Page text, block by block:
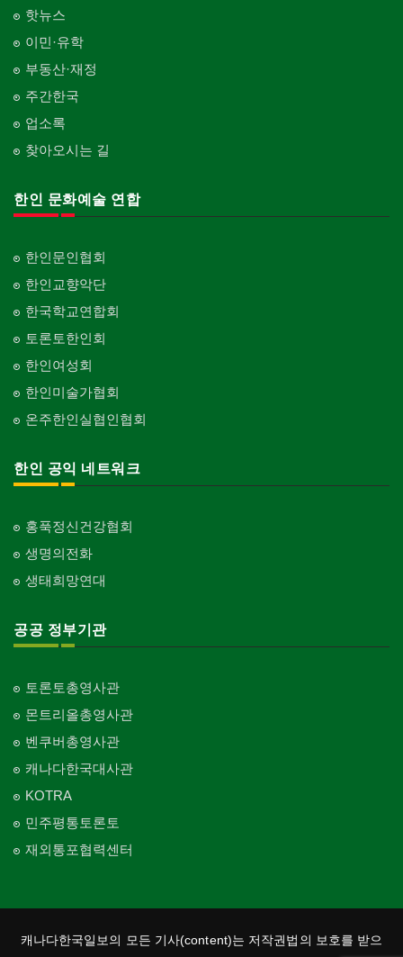
핫뉴스
이민·유학
부동산·재정
주간한국
업소록
찾아오시는 길
한인 문화예술 연합
한인문인협회
한인교향악단
한국학교연합회
토론토한인회
한인여성회
한인미술가협회
온주한인실협인협회
한인 공익 네트워크
홍푹정신건강협회
생명의전화
생태희망연대
공공 정부기관
토론토총영사관
몬트리올총영사관
벤쿠버총영사관
캐나다한국대사관
KOTRA
민주평통토론토
재외통포협력센터
캐나다한국일보의 모든 기사(content)는 저작권법의 보호를 받으